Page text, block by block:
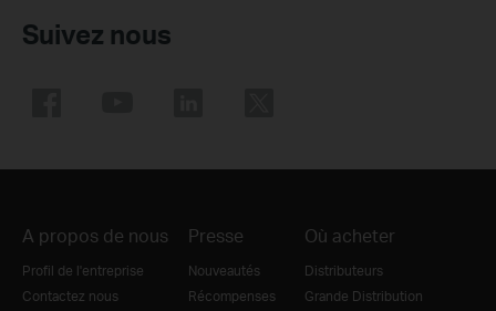
Suivez nous
A propos de nous
Profil de l'entreprise
Contactez nous
Presse
Nouveautés
Récompenses
Où acheter
Distributeurs
Grande Distribution